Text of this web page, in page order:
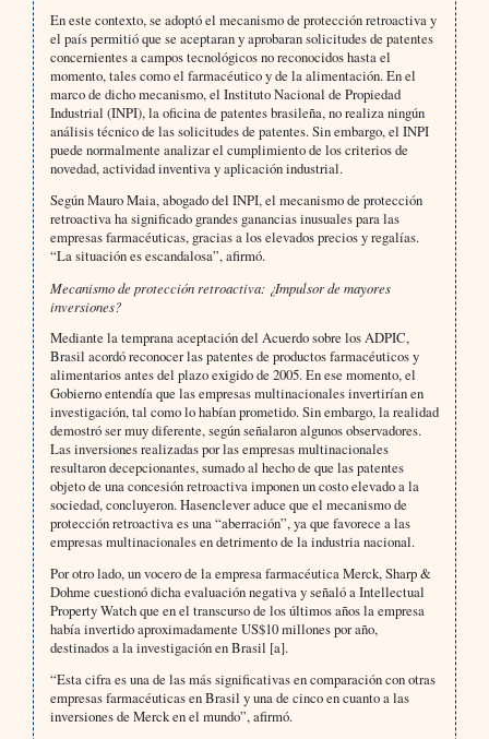
En este contexto, se adoptó el mecanismo de protección retroactiva y
el país permitió que se aceptaran y aprobaran solicitudes de patentes
concernientes a campos tecnológicos no reconocidos hasta el
momento, tales como el farmacéutico y de la alimentación. En el
marco de dicho mecanismo, el Instituto Nacional de Propiedad
Industrial (INPI), la oficina de patentes brasileña, no realiza ningún
análisis técnico de las solicitudes de patentes. Sin embargo, el INPI
puede normalmente analizar el cumplimiento de los criterios de
novedad, actividad inventiva y aplicación industrial.
Según Mauro Maia, abogado del INPI, el mecanismo de protección
retroactiva ha significado grandes ganancias inusuales para las
empresas farmacéuticas, gracias a los elevados precios y regalías.
“La situación es escandalosa”, afirmó.
Mecanismo de protección retroactiva: ¿Impulsor de mayores
inversiones?
Mediante la temprana aceptación del Acuerdo sobre los ADPIC,
Brasil acordó reconocer las patentes de productos farmacéuticos y
alimentarios antes del plazo exigido de 2005. En ese momento, el
Gobierno entendía que las empresas multinacionales invertirían en
investigación, tal como lo habían prometido. Sin embargo, la realidad
demostró ser muy diferente, según señalaron algunos observadores.
Las inversiones realizadas por las empresas multinacionales
resultaron decepcionantes, sumado al hecho de que las patentes
objeto de una concesión retroactiva imponen un costo elevado a la
sociedad, concluyeron. Hasenclever aduce que el mecanismo de
protección retroactiva es una “aberración”, ya que favorece a las
empresas multinacionales en detrimento de la industria nacional.
Por otro lado, un vocero de la empresa farmacéutica Merck, Sharp &
Dohme cuestionó dicha evaluación negativa y señaló a Intellectual
Property Watch que en el transcurso de los últimos años la empresa
había invertido aproximadamente US$10 millones por año,
destinados a la investigación en Brasil [a].
“Esta cifra es una de las más significativas en comparación con otras
empresas farmacéuticas en Brasil y una de cinco en cuanto a las
inversiones de Merck en el mundo”, afirmó.